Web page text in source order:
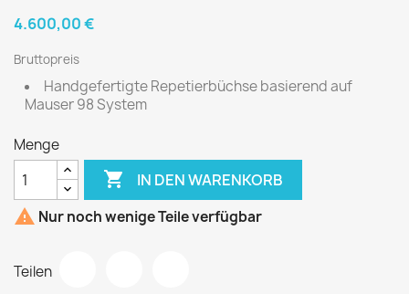
4.600,00 €
Bruttopreis
Handgefertigte Repetierbüchse basierend auf
Mauser 98 System
Menge
 IN DEN WARENKORB
 Nur noch wenige Teile verfügbar
Teilen